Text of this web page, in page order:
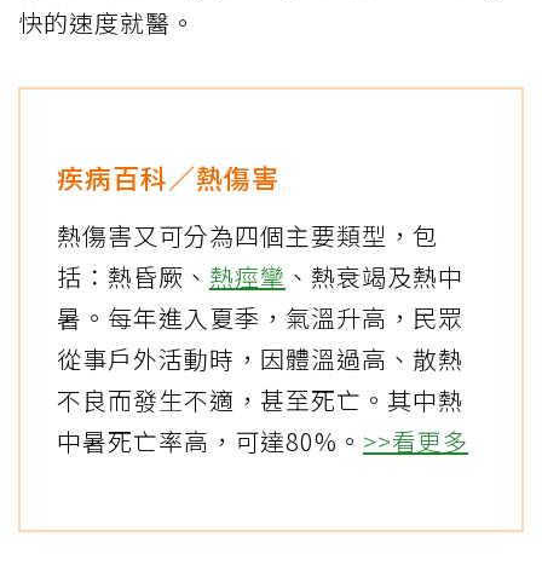
快的速度就醫。
疾病百科／熱傷害
熱傷害又可分為四個主要類型，包
括：熱昏厥、 熱痙攣 、熱衰竭及熱中
暑。每年進入夏季，氣溫升高，民眾
從事戶外活動時，因體溫過高、散熱
不良而發生不適，甚至死亡。其中熱
中暑死亡率高，可達80%。 >>看更多